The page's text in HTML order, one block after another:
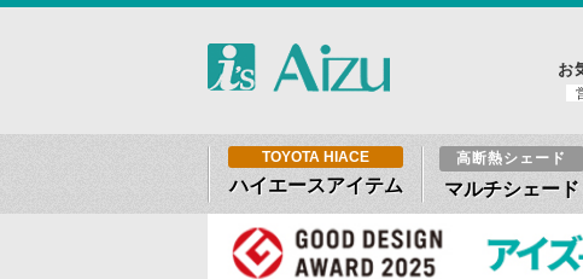
お
TOYOTA HIACE
ハイエースアイテム
高断熱シェード
マルチシェード